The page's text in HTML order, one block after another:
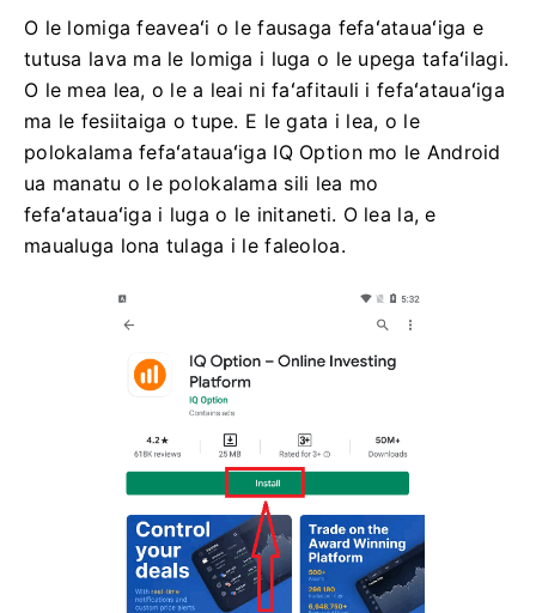
O le lomiga feaveaʻi o le fausaga fefaʻatauaʻiga e
tutusa lava ma le lomiga i luga o le upega tafaʻilagi.
O le mea lea, o le a leai ni faʻafitauli i fefaʻatauaʻiga
ma le fesiitaiga o tupe. E le gata i lea, o le
polokalama fefaʻatauaʻiga IQ Option mo le Android
ua manatu o le polokalama sili lea mo
fefaʻatauaʻiga i luga o le initaneti. O lea la, e
maualuga lona tulaga i le faleoloa.